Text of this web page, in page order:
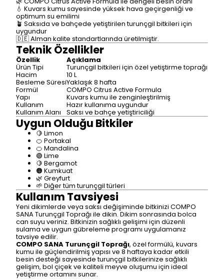
💧 Kuvars kumu sayesinde yüksek hava geçirgenliği ve
optimum su emilimi
🪴 Saksıda ve bahçede yetiştirilen turunçgil bitkileri için
uygundur
🇩🇪 Alman kalite standartlarında üretilmiştir.
Teknik Özellikler
Özellik Açıklama
Ürün Tipi Turunçgil bitkileri için özel yetiştirme toprağı
Hacim 10 L
Besleme SüresiYaklaşık 8 hafta
Formül COMPO Citrus Active Formula
Yapı Kuvars kumu ile zenginleştirilmiş
Kullanım Hazır kullanıma uygundur
Kullanım Alanı Saksı ve bahçe yetiştiriciliği
Uygun Olduğu Bitkiler
🍋 Limon
🍊 Portakal
🍊 Mandalina
🟢 Lime
🍋 Bergamot
🟠 Kumkuat
🌿 Greyfurt
🌱 Diğer tüm turunçgil türleri
Kullanım Tavsiyesi
Yeni dikimlerde veya saksı değişiminde bitkinizi COMPO
SANA Turunçgil Toprağı ile dikin. Dikim sonrasında bolca
can suyu veriniz. Bitkinizin sağlıklı gelişimi için düzenli
sulama ve uygun gübreleme programı uygulamanız
tavsiye edilir.
COMPO SANA Turunçgil Toprağı, özel formülü, kuvars
kumu ile güçlendirilmiş yapısı ve 8 haftaya kadar etkili
besin desteği sayesinde turunçgil bitkilerinize sağlıklı
gelişim, bol çiçek ve kaliteli meyve oluşumu için ideal
yetiştirme ortamını sunar.